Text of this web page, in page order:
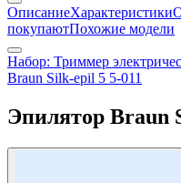
ОписаниеХарактеристики
покупаютПохожие модели
Набор: Триммер
Braun Silk-epil 5 5-011
Эпилятор Braun